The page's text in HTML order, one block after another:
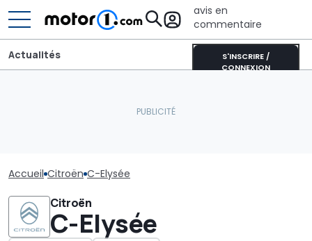
avis en
commentaire
S'INSCRIRE /
CONNEXION
Actualités
Accueil Citroën C-Elysée
Citroën
C-Elysée